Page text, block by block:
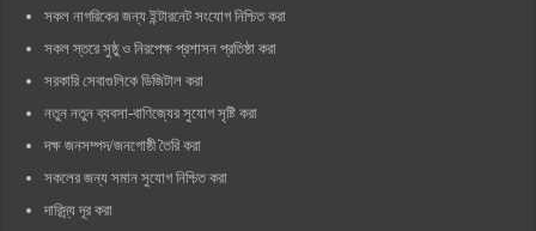
সকল নাগরিকের জন্য ইন্টারনেট সংযোগ নিশ্চিত করা
সকল স্তরে সুষ্ঠু ও নিরপেক্ষ প্রশাসন প্রতিষ্ঠা করা
সরকারি সেবাগুলিকে ডিজিটাল করা
নতুন নতুন ব্যবসা-বাণিজ্যের সুযোগ সৃষ্টি করা
দক্ষ জনসম্পদ/জনগোষ্ঠী তৈরি করা
সকলের জন্য সমান সুযোগ নিশ্চিত করা
দারিদ্র্য দূর করা